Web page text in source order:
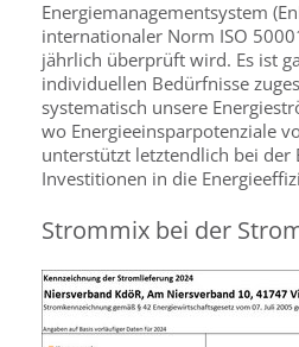
Energiemanagementsystem
internationaler Norm ISO
jährlich überprüft wird. Es ist
individuellen Bedürfnisse
systematisch unsere
wo Energieeinsparpotenziale
unterstützt letztendlich bei der
Investitionen in die
Strommix bei der